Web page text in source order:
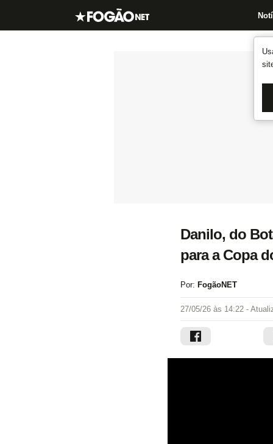
Danilo, do
para a Copa
Por: FogãoNET
27/05/26 às 14:22 -